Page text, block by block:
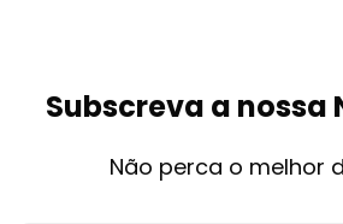
Subscreva a nossa
Não perca o melhor